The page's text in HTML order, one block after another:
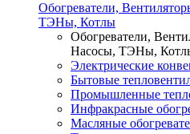
Обогреватели,
ТЭНы, Котлы
Обогреватели,
Насосы, ТЭНы,
Электрические
Бытовые
Промышленные
Инфракрасные
Масляные